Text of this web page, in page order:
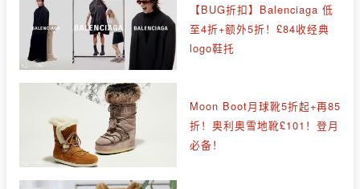
【BUG折扣】Balenciaga 低
至4折+额外5折！£84收经典
logo鞋托
Moon Boot月球靴5折起+再85
折！奥利奥雪地靴£101！登月
必备！